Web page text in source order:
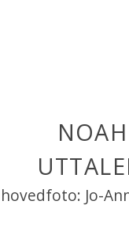
hovedfoto: Jo-